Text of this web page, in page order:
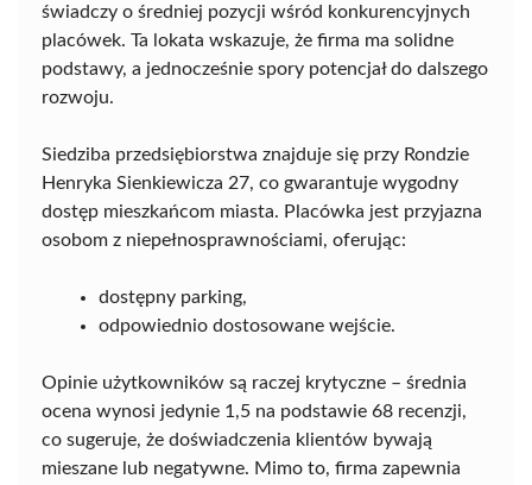
świadczy o średniej pozycji wśród konkurencyjnych
placówek. Ta lokata wskazuje, że firma ma solidne
podstawy, a jednocześnie spory potencjał do dalszego
rozwoju.
Siedziba przedsiębiorstwa znajduje się przy Rondzie
Henryka Sienkiewicza 27, co gwarantuje wygodny
dostęp mieszkańcom miasta. Placówka jest przyjazna
osobom z niepełnosprawnościami, oferując:
dostępny parking,
odpowiednio dostosowane wejście.
Opinie użytkowników są raczej krytyczne – średnia
ocena wynosi jedynie 1,5 na podstawie 68 recenzji,
co sugeruje, że doświadczenia klientów bywają
mieszane lub negatywne. Mimo to, firma zapewnia